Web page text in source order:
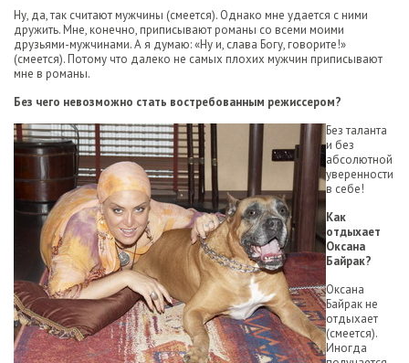
Ну, да, так считают мужчины (смеется). Однако мне удается с ними
дружить. Мне, конечно, приписывают романы со всеми моими
друзьями-мужчинами. А я думаю: «Ну и, слава Богу, говорите!»
(смеется). Потому что далеко не самых плохих мужчин приписывают
мне в романы.
Без чего невозможно стать востребованным режиссером?
Без таланта
и без
абсолютной
уверенности
в себе!
Как
отдыхает
Оксана
Байрак?
Оксана
Байрак не
отдыхает
(смеется).
Иногда